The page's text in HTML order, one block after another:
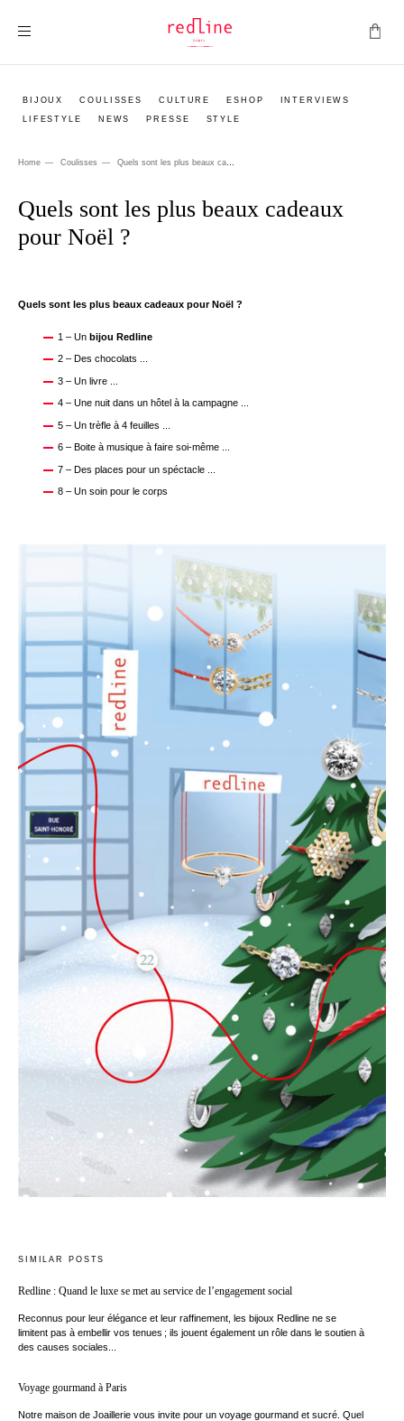
BIJOUX COULISSES CULTURE ESHOP INTERVIEWS
LIFESTYLE NEWS PRESSE STYLE
Home Coulisses Quels sont les plus beaux cadeaux pour Noël ?
Quels sont les plus beaux cadeaux
pour Noël ?
Quels sont les plus beaux cadeaux pour Noël ?
1 – Un bijou Redline
2 – Des chocolats ...
3 – Un livre ...
4 – Une nuit dans un hôtel à la campagne ...
5 – Un trèfle à 4 feuilles ...
6 – Boite à musique à faire soi-même ...
7 – Des places pour un spéctacle ...
8 – Un soin pour le corps
SIMILAR POSTS
Redline : Quand le luxe se met au service de l’engagement social
Reconnus pour leur élégance et leur raffinement, les bijoux Redline ne se
limitent pas à embellir vos tenues ; ils jouent également un rôle dans le soutien à
des causes sociales...
Voyage gourmand à Paris
Notre maison de Joaillerie vous invite pour un voyage gourmand et sucré. Quel